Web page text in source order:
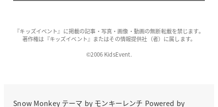
『キッズイベント』に掲載の記事・写真・画像・動画の無断転載を禁じます。
著作権は『キッズイベント』またはその情報提供社（者）に属します。
©2006 KidsEvent.
Snow Monkeyテーマ by モンキーレンチ Powered by